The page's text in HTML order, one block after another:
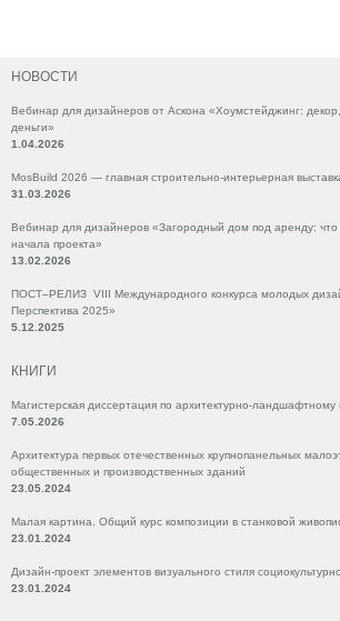
НОВОСТИ
Вебинар для дизайнеров от Аскона «Хоумстейджинг:
деньги»
1.04.2026
MosBuild 2026 — главная строительно-интерьерная
31.03.2026
Вебинар для дизайнеров «Загородный дом под аренду:
начала проекта»
13.02.2026
ПОСТ–РЕЛИЗ VIII Международного конкурса молодых
Перспектива 2025»
5.12.2025
КНИГИ
Магистерская диссертация по архитектурно-ландшафтному
7.05.2026
Архитектура первых отечественных крупнопанельных
общественных и производственных зданий
23.05.2024
Малая картина. Общий курс композиции в станковой
23.01.2024
Дизайн-проект элементов визуального стиля
23.01.2024